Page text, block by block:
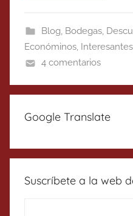
Blog, Bodegas,
Económinos, Interesantes
4 comentarios
Google Translate
Suscríbete a la web